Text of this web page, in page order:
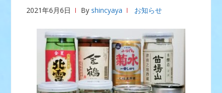
2021年6月6日 By shincyaya お知らせ